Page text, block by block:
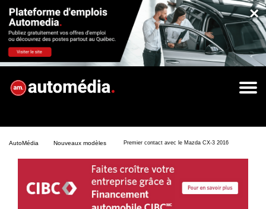
×
AutoMédia Nouveaux modèles Premier contact avec le Mazda CX-3 2016